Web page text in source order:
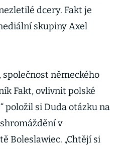
dcery. Fakt je
skupiny Axel
společnost německého
Fakt, ovlivnit polské
položil si Duda otázku na
v
Boleslawiec. „Chtějí si